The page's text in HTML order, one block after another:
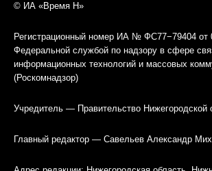
© ИА «Время Н»
Регистрационный номер ИА № ФС77−79404 от
Федеральной службой по надзору в сфере
информационных технологий и массовых
(Роскомнадзор)
Учредитель — Правительство Нижегородской
Главный редактор — Савельев Александр